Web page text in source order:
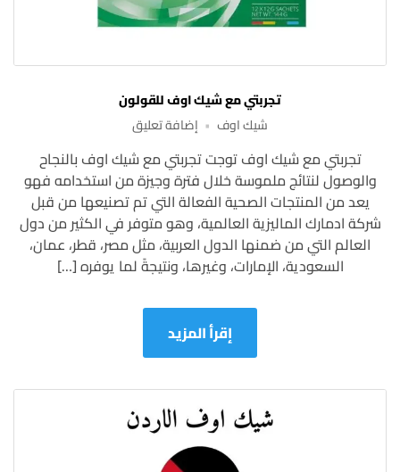
تجربتي مع شيك اوف للقولون
شيك اوف
إضافة تعليقعلى
مع
شيك
اوف
للقولون
تجربتي مع شيك اوف توجت تجربتي مع شيك اوف بالنجاح
والوصول لنتائج ملموسة خلال فترة وجيزة من استخدامه فهو
يعد من المنتجات الصحية الفعالة التي تم تصنيعها من قبل
شركة ادمارك الماليزية العالمية، وهو متوفر في الكثير من دول
العالم التي من ضمنها الدول العربية، مثل مصر، قطر، عمان،
السعودية، الإمارات، وغيرها، ونتيجةً لما يوفره […]
إقرأ المزيد